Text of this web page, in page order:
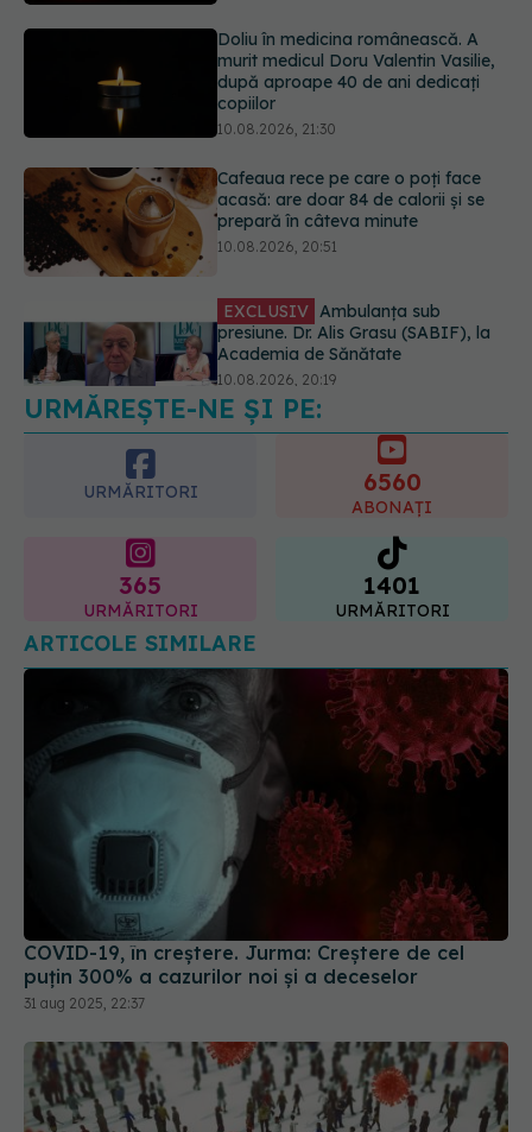
copiilor
10.08.2026, 21:30
Cafeaua rece pe care o poți face
acasă: are doar 84 de calorii și se
10.08.2026, 20:51
EXCLUSIV Ambulanța sub
10.08.2026, 20:19
Semnul de pe picioare care poate
dezvălui că arterele sunt grav
afectate
URMĂREȘTE-NE ȘI PE:
URMĂRITORI 6560
ABONAȚI
365
URMĂRITORI
1401
URMĂRITORI
ARTICOLE SIMILARE
COVID-19, în creștere. Jurma: Creștere de cel
puțin 300% a cazurilor noi și a deceselor
31 aug 2025, 22:37